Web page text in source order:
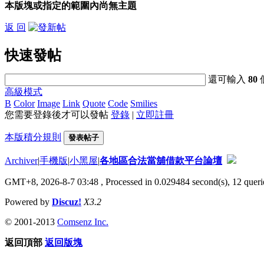
本版塊或指定的範圍內尚無主題
返 回
快速發帖
還可輸入80
高級模式
B Color Image Link Quote Code Smilies
您需要登錄後才可以發帖 登錄 | 立即註冊
本版積分規則 發表帖子
Archiver|手機版|小黑屋|各地區合法當舖借款平台論壇
GMT+8, 2026-8-7 03:48 , Processed in 0.029484 second(s), 12
Powered by Discuz! X3.2
© 2001-2013 Comsenz Inc.
返回頂部 返回版塊